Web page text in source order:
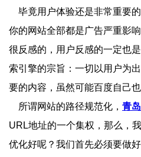
毕竟用户体验还是非常重要
你的网站全部都是广告严重影
很反感的，用户反感的一定也
索引擎的宗旨：一切以用户为
要的内容，虽然可能百度自己也
所谓网站的路径规范化， 青
URL地址的一个集权，那么，
优化好呢？我们首先必须要做